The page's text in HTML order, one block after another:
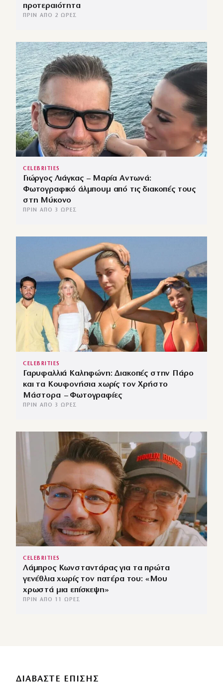
προτεραιότητα
ΠΡΙΝ ΑΠΌ 2 ΏΡΕΣ
CELEBRITIES
Γιώργος Λιάγκας – Μαρία Αντωνά:
Φωτογραφικό άλμπουμ από τις διακοπές τους
στη Μύκονο
ΠΡΙΝ ΑΠΌ 3 ΏΡΕΣ
CELEBRITIES
Γαρυφαλλιά Καληφώνη: Διακοπές στην Πάρο
και τα Κουφονήσια χωρίς τον Χρήστο
Μάστορα – Φωτογραφίες
ΠΡΙΝ ΑΠΌ 3 ΏΡΕΣ
CELEBRITIES
Λάμπρος Κωνσταντάρας για τα πρώτα
γενέθλια χωρίς τον πατέρα του: «Μου
χρωστά μια επίσκεψη»
ΠΡΙΝ ΑΠΌ 11 ΏΡΕΣ
ΔΙΑΒΑΣΤΕ ΕΠΙΣΗΣ